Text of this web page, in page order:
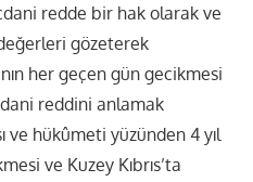
redde bir hak olarak ve
gözeterek
her geçen gün gecikmesi
reddini anlamak
ve hükûmeti yüzünden 4 yıl
ve Kuzey Kıbrıs’ta